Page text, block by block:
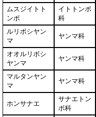
ムスジイトト
ンボ
イトトンボ
科
ルリボシヤン
マ
ヤンマ科
オオルリボシ
ヤンマ
ヤンマ科
マルタンヤン
マ
ヤンマ科
ホンサナエ
サナエトン
ボ科